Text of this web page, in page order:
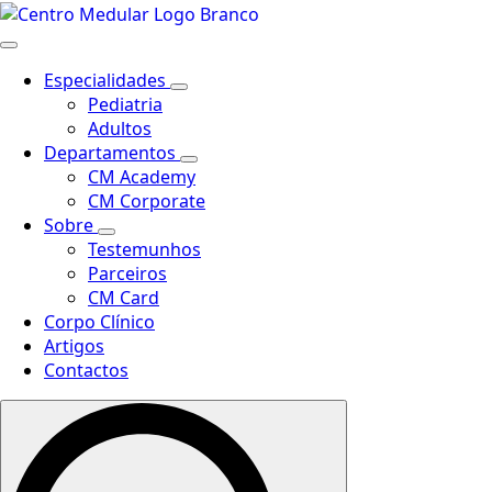
Especialidades
Pediatria
Adultos
Departamentos
CM Academy
CM Corporate
Sobre
Testemunhos
Parceiros
CM Card
Corpo Clínico
Artigos
Contactos